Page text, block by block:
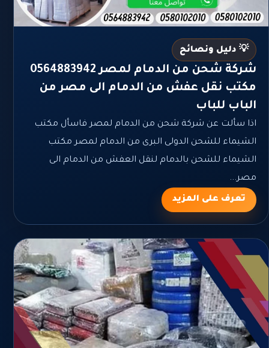
💡 دليل ونصائح
شركة شحن من الدمام لمصر 0564883942
مكتب نقل عفش من الدمام الى مصر من
الباب للباب
اذا سألت عن شركة شحن من الدمام لمصر فاسأل مكتب
الشيماء للشحن الدولى البرى من الدمام لمصر مكتب
الشيماء للشحن بالدمام لنقل العفش من الدمام الى
مصر...
تعرف على المزيد